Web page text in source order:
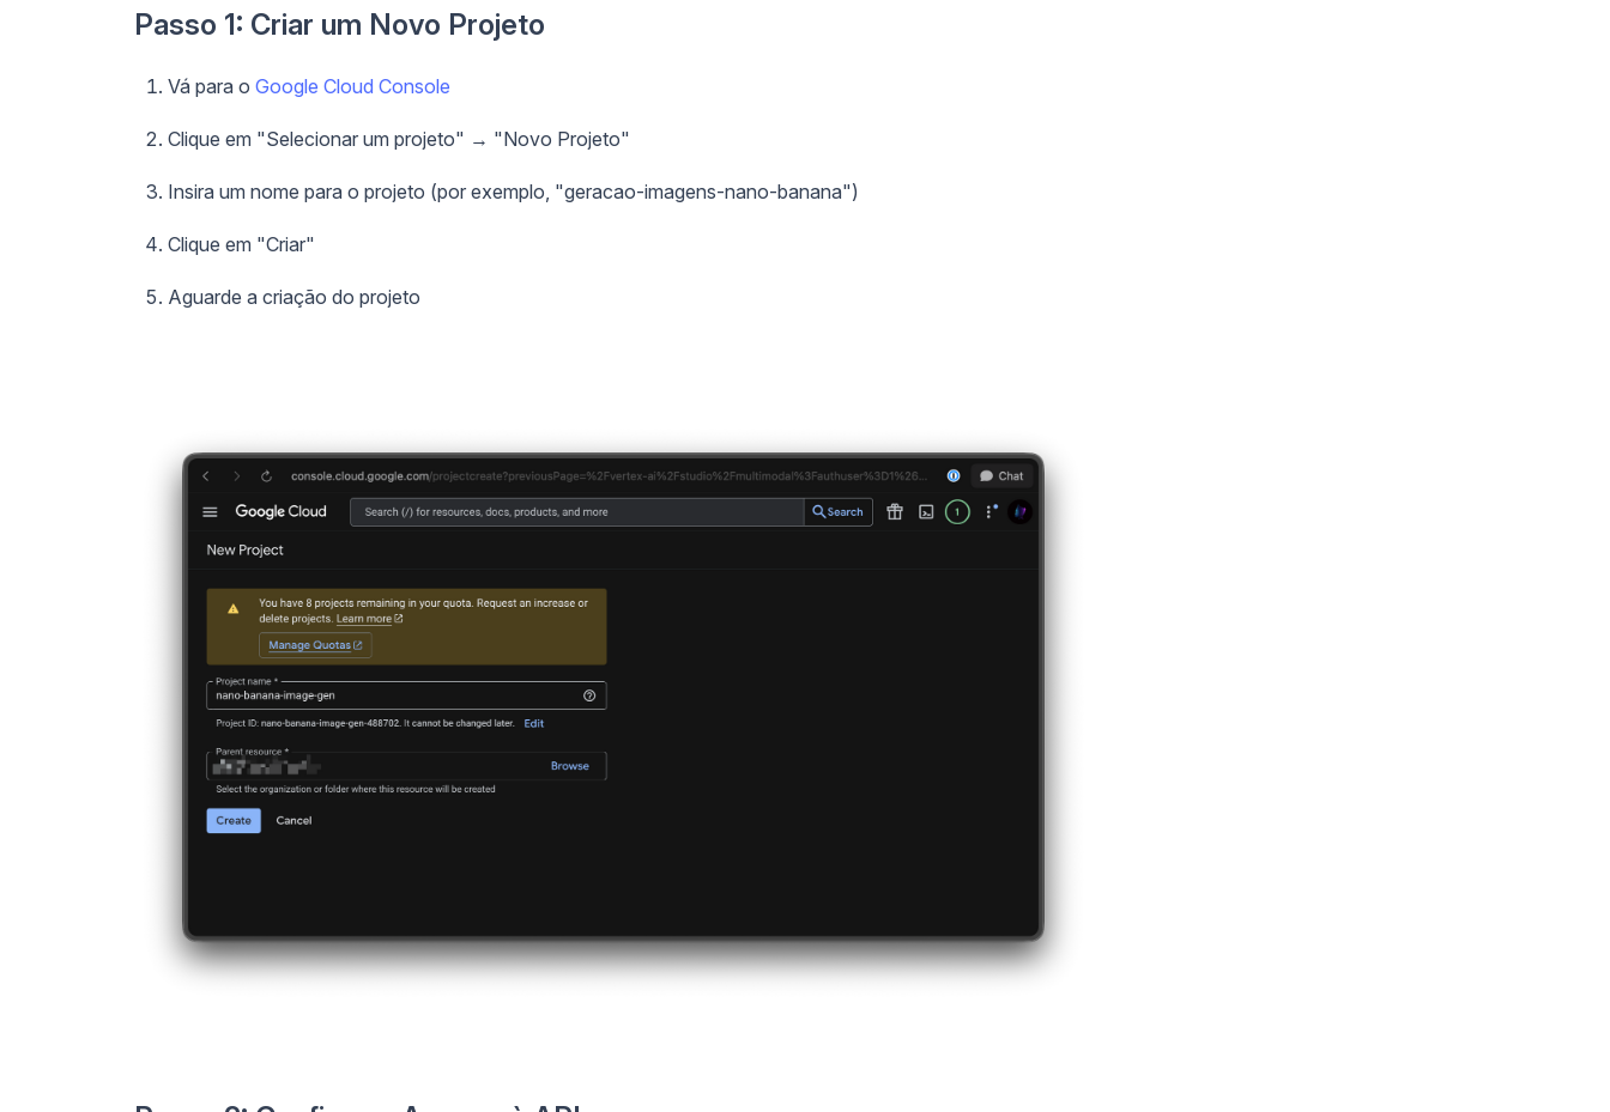
Passo 1: Criar um Novo Projeto
Vá para o Google Cloud Console
Clique em "Selecionar um projeto" → "Novo Projeto"
Insira um nome para o projeto (por exemplo, "geracao-imagens-nano-banana")
Clique em "Criar"
Aguarde a criação do projeto